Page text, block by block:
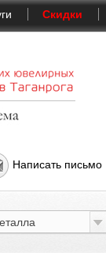
Скидки
Написать письмо